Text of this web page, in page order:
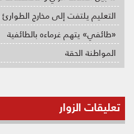
التعليم يلتفت إلى مخارج الطوارئ
«طائفي» يتهم غرماءه بالطائفية
المواطنة الحقة
تعليقات الزوار